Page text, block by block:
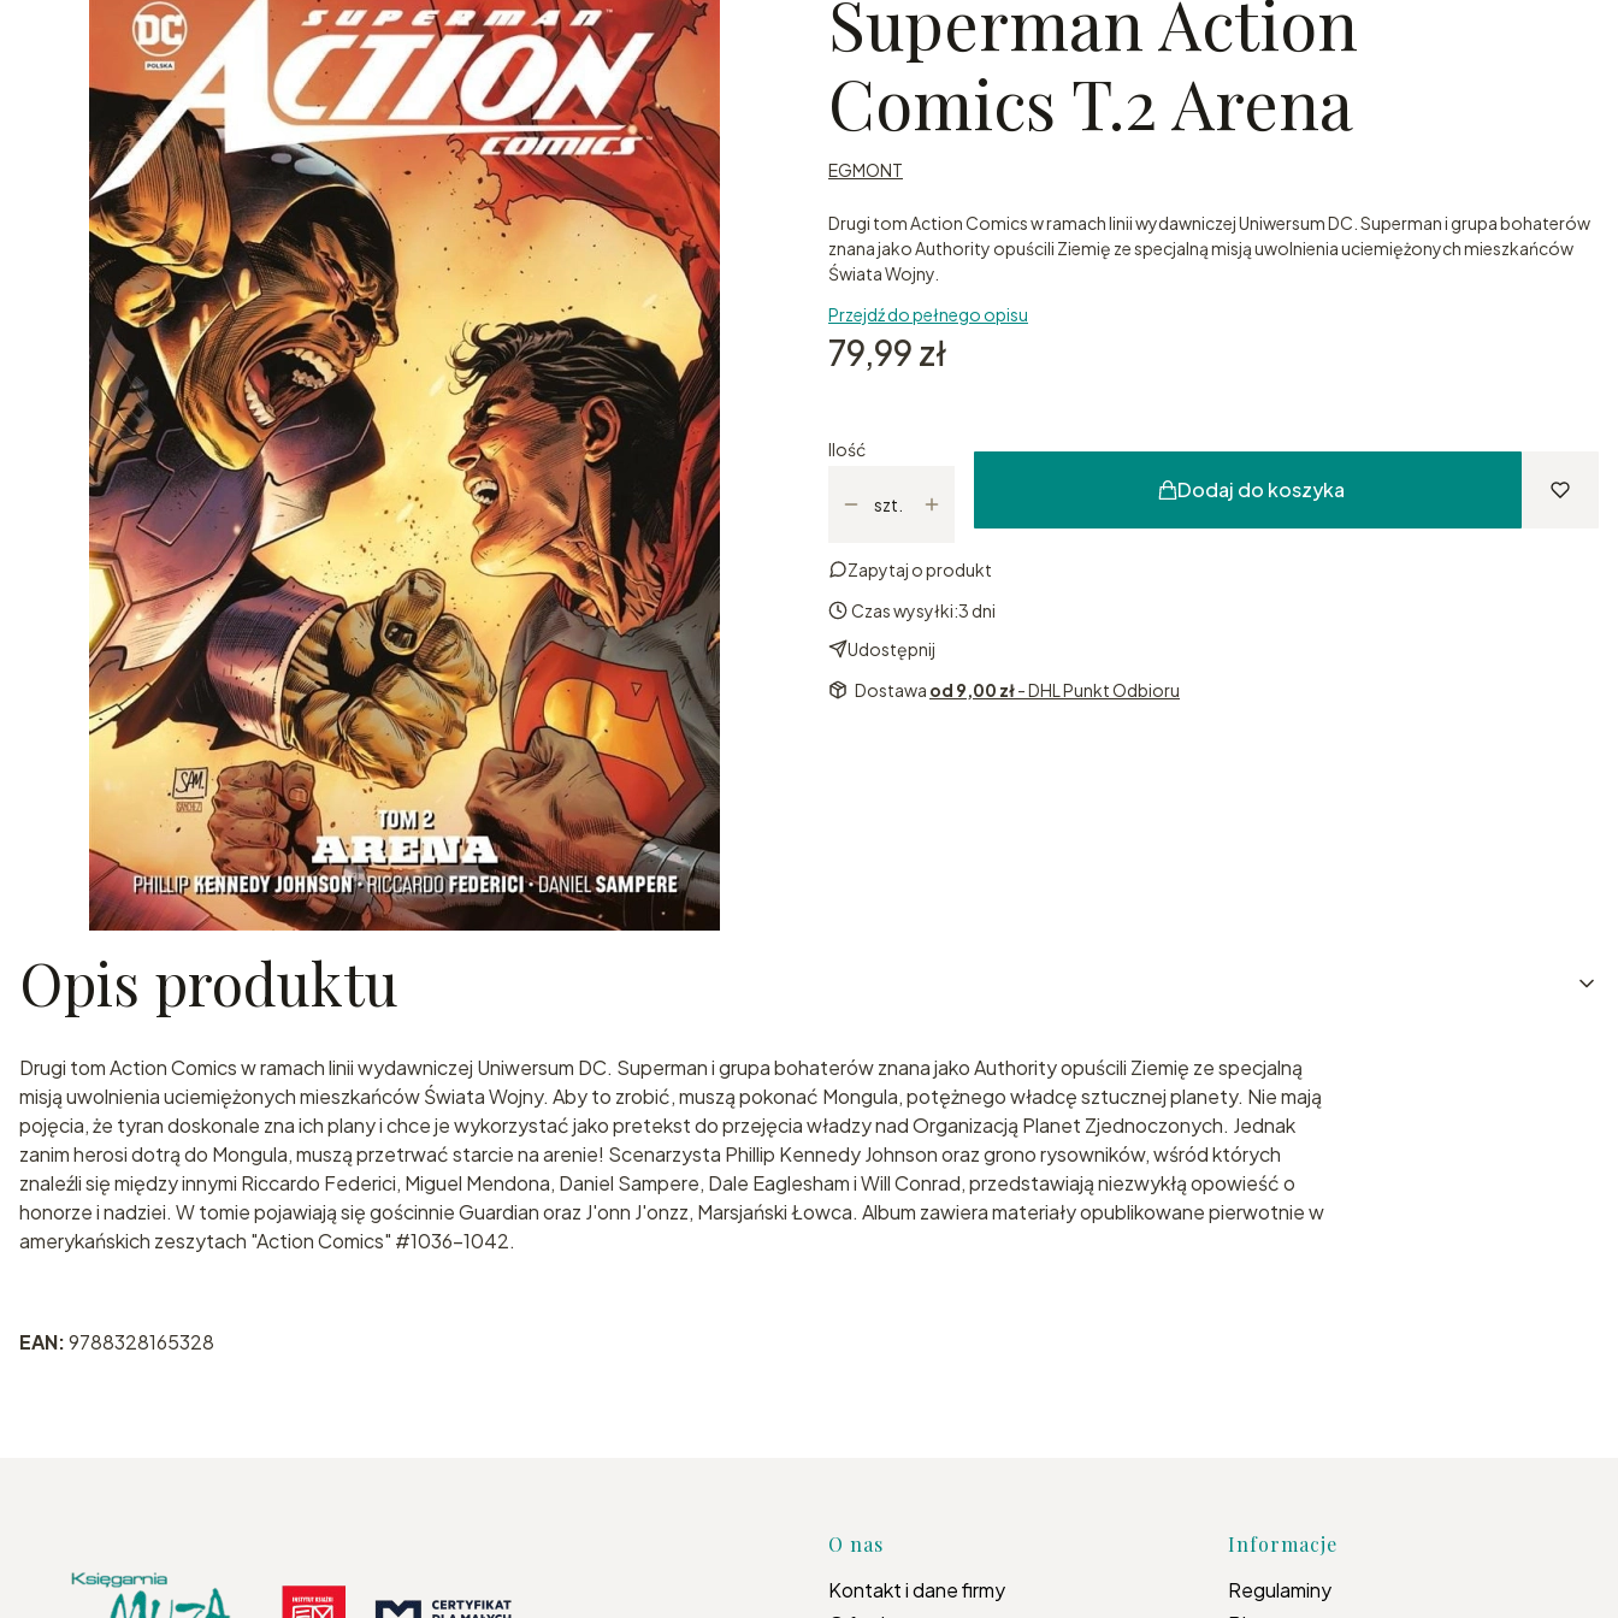
Superman Action
Comics T.2 Arena
EGMONT
Drugi tom Action Comics w ramach linii wydawniczej Uniwersum DC. Superman i grupa bohaterów
znana jako Authority opuścili Ziemię ze specjalną misją uwolnienia uciemiężonych mieszkańców
Świata Wojny.
Przejdź do pełnego opisu
Cena
79,99 zł
Ilość
szt.
Dodaj do koszyka
Zapytaj o produkt
Czas wysyłki:3 dni
Udostępnij
Dostawa od 9,00 zł- DHL Punkt Odbioru
Opis produktu
Drugi tom Action Comics w ramach linii wydawniczej Uniwersum DC. Superman i grupa bohaterów znana jako Authority opuścili Ziemię ze specjalną
misją uwolnienia uciemiężonych mieszkańców Świata Wojny. Aby to zrobić, muszą pokonać Mongula, potężnego władcę sztucznej planety. Nie mają
pojęcia, że tyran doskonale zna ich plany i chce je wykorzystać jako pretekst do przejęcia władzy nad Organizacją Planet Zjednoczonych. Jednak
zanim herosi dotrą do Mongula, muszą przetrwać starcie na arenie! Scenarzysta Phillip Kennedy Johnson oraz grono rysowników, wśród których
znaleźli się między innymi Riccardo Federici, Miguel Mendona, Daniel Sampere, Dale Eaglesham i Will Conrad, przedstawiają niezwykłą opowieść o
honorze i nadziei. W tomie pojawiają się gościnnie Guardian oraz J'onn J'onzz, Marsjański Łowca. Album zawiera materiały opublikowane pierwotnie w
amerykańskich zeszytach "Action Comics" #1036-1042.
EAN:9788328165328
Linki w stopce
O nas
Kontakt i dane firmy
Informacje
Regulaminy